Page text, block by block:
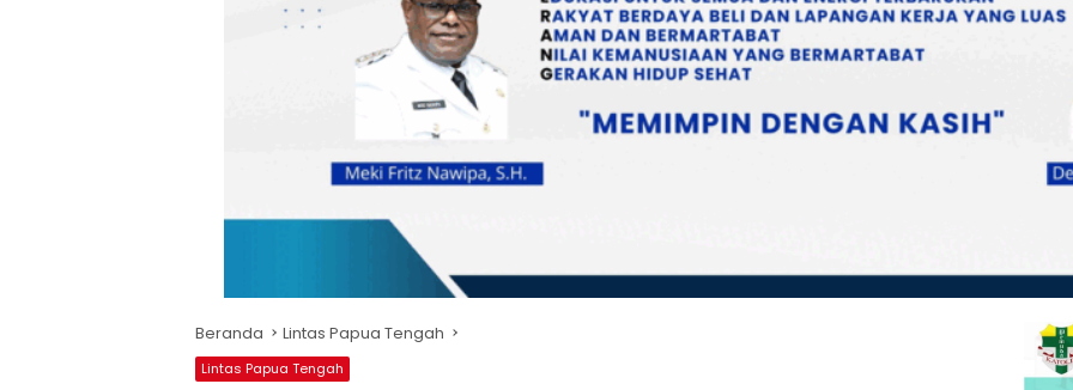
Beranda Lintas Papua Tengah
Lintas Papua Tengah